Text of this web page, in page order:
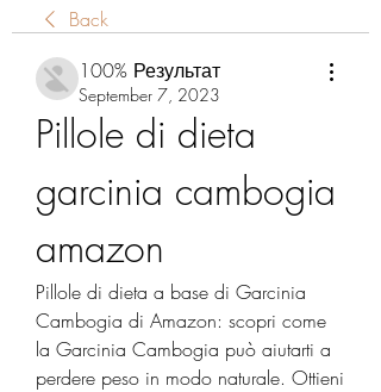
Back
100% Результат
September 7, 2023
Pillole di dieta
garcinia cambogia
amazon
Pillole di dieta a base di Garcinia
Cambogia di Amazon: scopri come
la Garcinia Cambogia può aiutarti a
perdere peso in modo naturale. Ottieni